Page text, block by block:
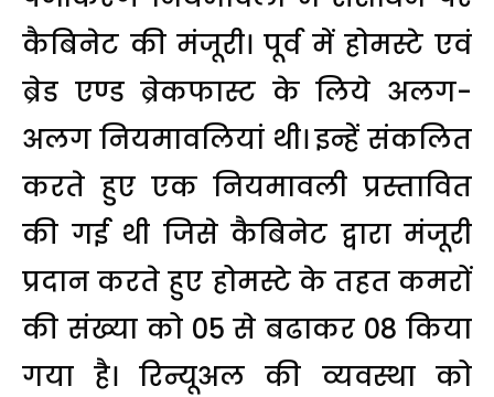
कैबिनेट की मंजूरी। पूर्व में होमस्टे एवं
ब्रेड एण्ड ब्रेकफास्ट के लिये अलग-
अलग नियमावलियां थी। इन्हें संकलित
करते हुए एक नियमावली प्रस्तावित
की गई थी जिसे कैबिनेट द्वारा मंजूरी
प्रदान करते हुए होमस्टे के तहत कमरों
की संख्या को 05 से बढाकर 08 किया
गया है। रिन्यूअल की व्यवस्था को